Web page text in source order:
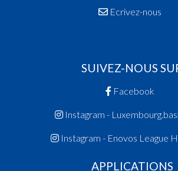
Ecrivez-nous
SUIVEZ-NOUS
Facebook
Instagram -
Instagram - Enovos League
APPLICATIONS